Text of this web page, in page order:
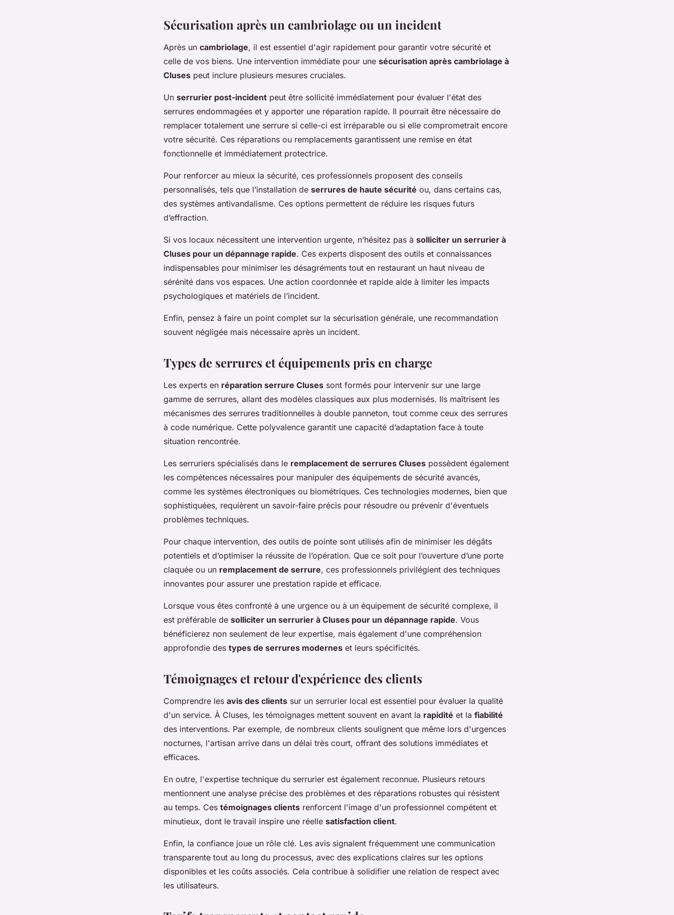
Sécurisation après un cambriolage ou un incident
Après un cambriolage, il est essentiel d'agir rapidement pour garantir votre sécurité et
celle de vos biens. Une intervention immédiate pour une sécurisation après cambriolage à
Cluses peut inclure plusieurs mesures cruciales.
Un serrurier post-incident peut être sollicité immédiatement pour évaluer l'état des
serrures endommagées et y apporter une réparation rapide. Il pourrait être nécessaire de
remplacer totalement une serrure si celle-ci est irréparable ou si elle comprometrait encore
votre sécurité. Ces réparations ou remplacements garantissent une remise en état
fonctionnelle et immédiatement protectrice.
Pour renforcer au mieux la sécurité, ces professionnels proposent des conseils
personnalisés, tels que l’installation de serrures de haute sécurité ou, dans certains cas,
des systèmes antivandalisme. Ces options permettent de réduire les risques futurs
d’effraction.
Si vos locaux nécessitent une intervention urgente, n’hésitez pas à solliciter un serrurier à
Cluses pour un dépannage rapide. Ces experts disposent des outils et connaissances
indispensables pour minimiser les désagréments tout en restaurant un haut niveau de
sérénité dans vos espaces. Une action coordonnée et rapide aide à limiter les impacts
psychologiques et matériels de l’incident.
Enfin, pensez à faire un point complet sur la sécurisation générale, une recommandation
souvent négligée mais nécessaire après un incident.
Types de serrures et équipements pris en charge
Les experts en réparation serrure Cluses sont formés pour intervenir sur une large
gamme de serrures, allant des modèles classiques aux plus modernisés. Ils maîtrisent les
mécanismes des serrures traditionnelles à double panneton, tout comme ceux des serrures
à code numérique. Cette polyvalence garantit une capacité d’adaptation face à toute
situation rencontrée.
Les serruriers spécialisés dans le remplacement de serrures Cluses possèdent également
les compétences nécessaires pour manipuler des équipements de sécurité avancés,
comme les systèmes électroniques ou biométriques. Ces technologies modernes, bien que
sophistiquées, requièrent un savoir-faire précis pour résoudre ou prévenir d'éventuels
problèmes techniques.
Pour chaque intervention, des outils de pointe sont utilisés afin de minimiser les dégâts
potentiels et d’optimiser la réussite de l’opération. Que ce soit pour l’ouverture d’une porte
claquée ou un remplacement de serrure, ces professionnels privilégient des techniques
innovantes pour assurer une prestation rapide et efficace.
Lorsque vous êtes confronté à une urgence ou à un équipement de sécurité complexe, il
est préférable de solliciter un serrurier à Cluses pour un dépannage rapide. Vous
bénéficierez non seulement de leur expertise, mais également d'une compréhension
approfondie des types de serrures modernes et leurs spécificités.
Témoignages et retour d'expérience des clients
Comprendre les avis des clients sur un serrurier local est essentiel pour évaluer la qualité
d'un service. À Cluses, les témoignages mettent souvent en avant la rapidité et la fiabilité
des interventions. Par exemple, de nombreux clients soulignent que même lors d'urgences
nocturnes, l'artisan arrive dans un délai très court, offrant des solutions immédiates et
efficaces.
En outre, l'expertise technique du serrurier est également reconnue. Plusieurs retours
mentionnent une analyse précise des problèmes et des réparations robustes qui résistent
au temps. Ces témoignages clients renforcent l'image d'un professionnel compétent et
minutieux, dont le travail inspire une réelle satisfaction client.
Enfin, la confiance joue un rôle clé. Les avis signalent fréquemment une communication
transparente tout au long du processus, avec des explications claires sur les options
disponibles et les coûts associés. Cela contribue à solidifier une relation de respect avec
les utilisateurs.